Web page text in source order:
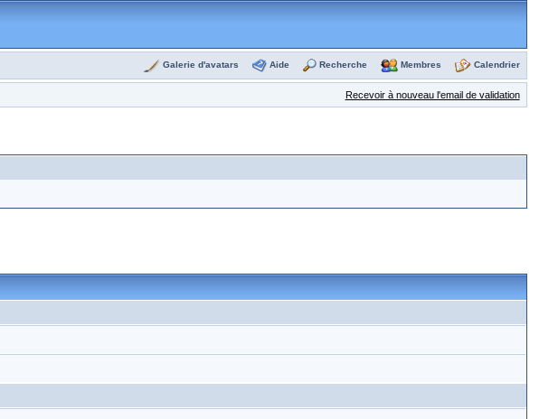
Galerie d'avatars Aide Recherche Membres Calendrier
Recevoir à nouveau l'email de validation